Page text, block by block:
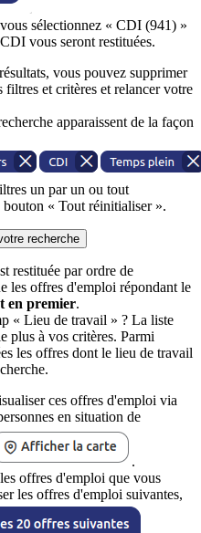
sélectionnez « CDI (941) »
vous seront restituées.
vous pouvez supprimer
filtres et critères et relancer votre
apparaissent de la façon
un par un ou tout
« Tout réinitialiser ».
recherche
restituée par ordre de
les offres d'emploi répondant le
en premier.
« Lieu de travail » ? La liste
plus à vos critères. Parmi
les offres dont le lieu de travail
ces offres d'emploi via
en situation de
.
offres d'emploi que vous
les offres d'emploi suivantes,